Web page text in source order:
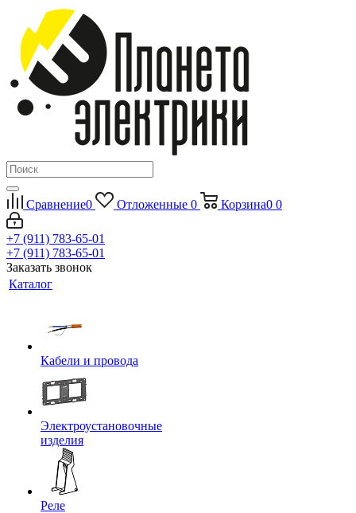
Сравнение0 Отложенные 0 Корзина0 0
+7 (911) 783-65-01
+7 (911) 783-65-01
Заказать звонок
Каталог
Кабели и провода
Электроустановочные
изделия
Реле